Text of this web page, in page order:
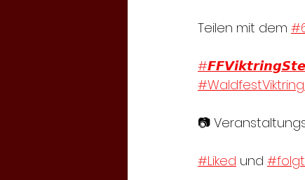
Teilen mit dem
📷
#Liked und